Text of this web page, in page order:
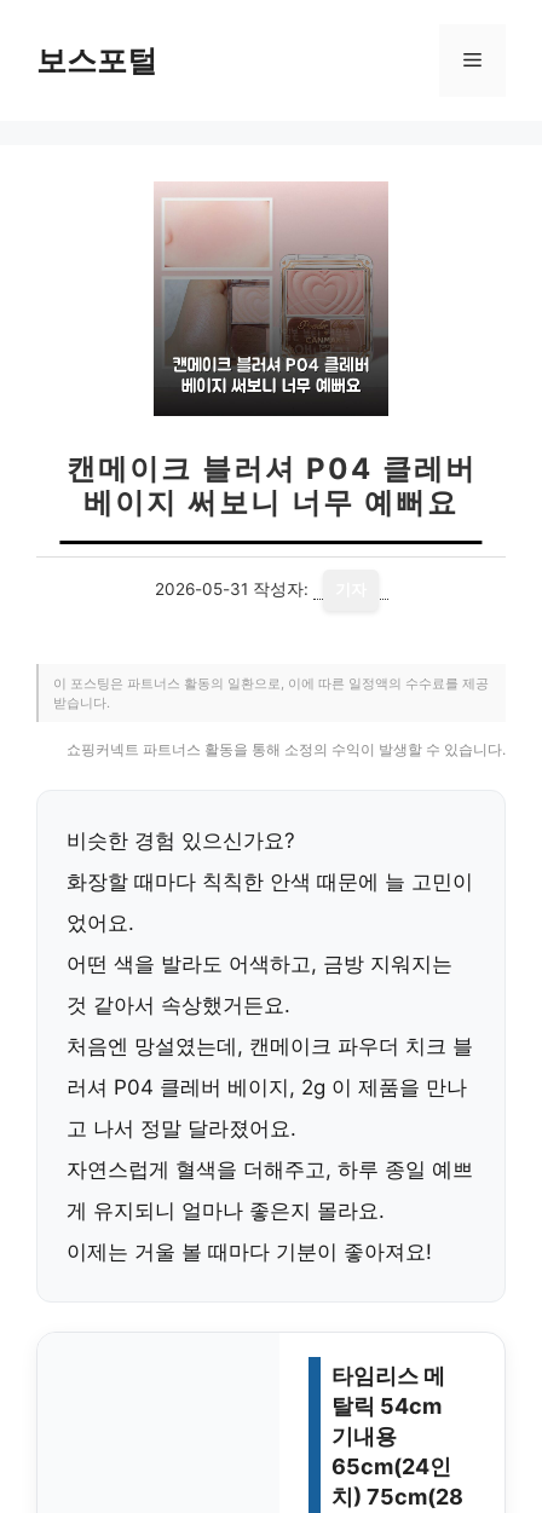
보스포털 메
캔메이크 블러셔 P04 클레버
베이지 써보니 너무 예뻐요
2026-05-31 작성자:
이 포스팅은 파트너스 활동의 일환으로, 이에 따른 일정액의 수수료를 제공
받습니다.
쇼핑커넥트 파트너스 활동을 통해 소정의 수익이 발생할 수 있습니다.
비슷한 경험 있으신가요?
화장할 때마다 칙칙한 안색 때문에 늘 고민이
었어요.
어떤 색을 발라도 어색하고, 금방 지워지는
것 같아서 속상했거든요.
처음엔 망설였는데, 캔메이크 파우더 치크 블
러셔 P04 클레버 베이지, 2g 이 제품을 만나
고 나서 정말 달라졌어요.
자연스럽게 혈색을 더해주고, 하루 종일 예쁘
게 유지되니 얼마나 좋은지 몰라요.
이제는 거울 볼 때마다 기분이 좋아져요!
타임리스 메
탈릭 54cm
기내용
65cm(24인
치) 75cm(28